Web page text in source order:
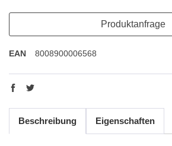
Produktanfrage
EAN 8008900006568
Beschreibung Eigenschaften